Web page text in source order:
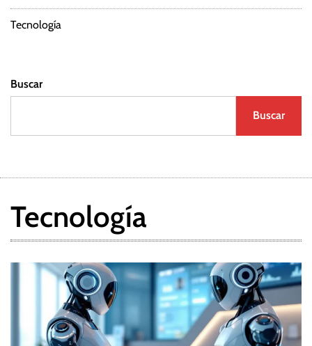
Tecnología
Buscar
Buscar
Tecnología